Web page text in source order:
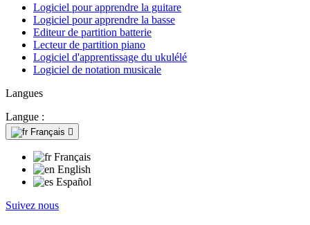
Logiciel pour apprendre la guitare
Logiciel pour apprendre la basse
Editeur de partition batterie
Lecteur de partition piano
Logiciel d'apprentissage du ukulélé
Logiciel de notation musicale
Langues
Langue :
Français 
Français
English
Español
Suivez nous